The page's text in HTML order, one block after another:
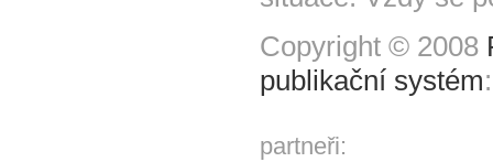
Copyright © 2008
publikační systém
partneři: